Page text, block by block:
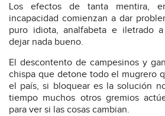
Los efectos de tanta mentira,
incapacidad comienzan a dar
puro idiota, analfabeta e iletrado
dejar nada bueno.
El descontento de campesinos y
chispa que detone todo el mugrero
el país, si bloquear es la solución
tiempo muchos otros gremios
para ver si las cosas cambian.